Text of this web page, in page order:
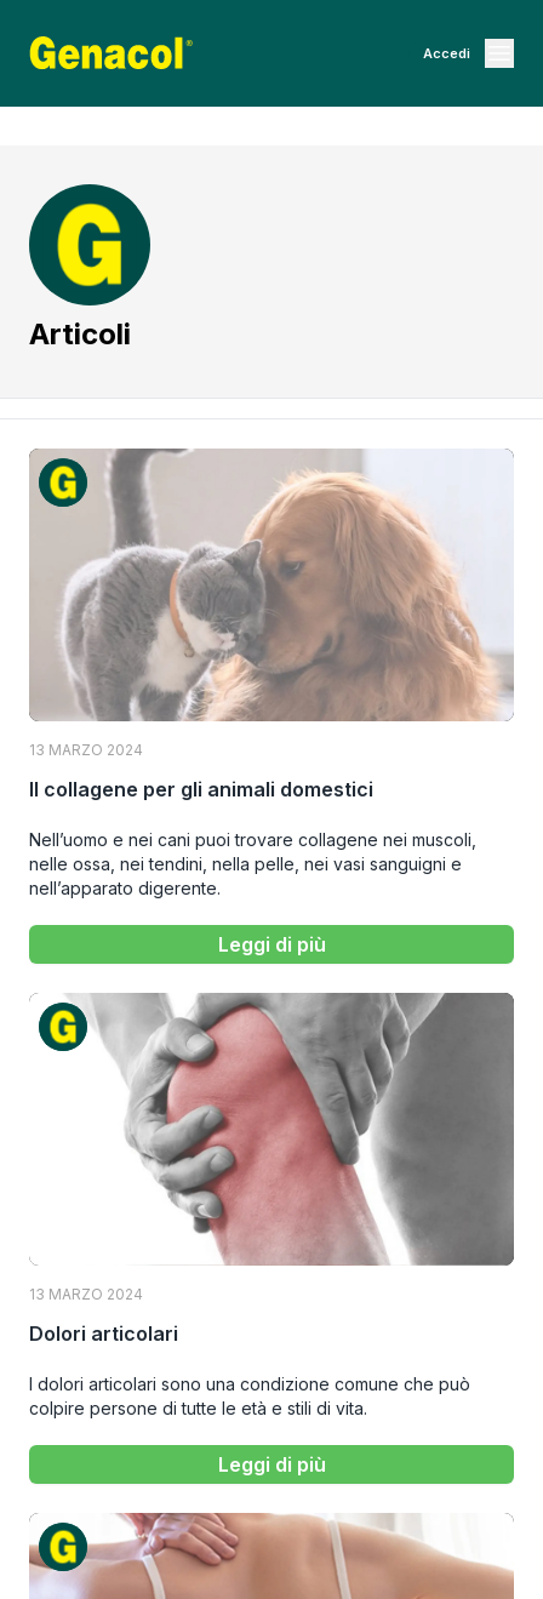
Accedi
Articoli
13 MARZO 2024
Il collagene per gli animali domestici
Nell’uomo e nei cani puoi trovare collagene nei muscoli,
nelle ossa, nei tendini, nella pelle, nei vasi sanguigni e
nell’apparato digerente.
Leggi di più
13 MARZO 2024
Dolori articolari
I dolori articolari sono una condizione comune che può
colpire persone di tutte le età e stili di vita.
Leggi di più